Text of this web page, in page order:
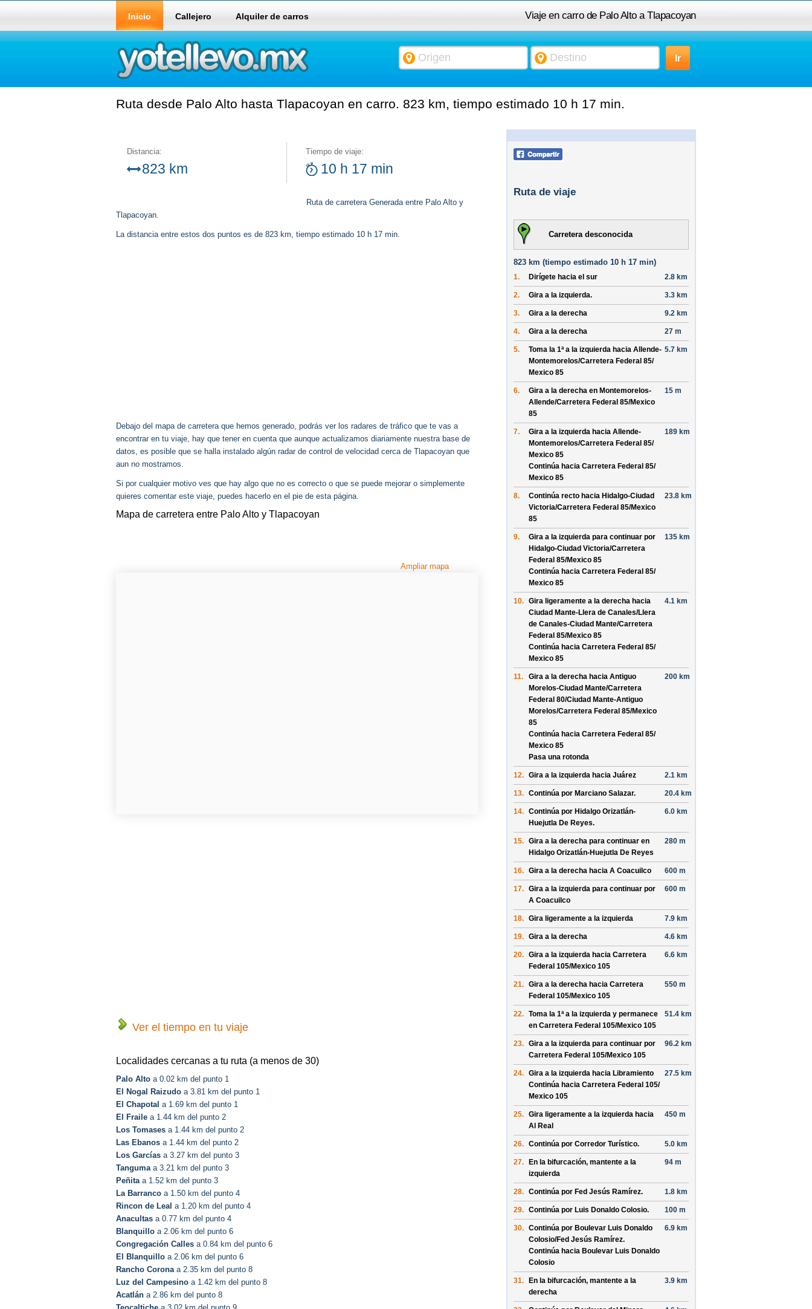
Viaje en carro de Palo Alto a Tlapacoyan
Inicio Callejero Alquiler de carros
Ruta desde Palo Alto hasta Tlapacoyan en carro. 823 km, tiempo estimado 10 h 17 min.
Distancia:
823 km
Tiempo de viaje:
10 h 17 min
Ruta de carretera Generada entre Palo Alto y
Tlapacoyan.
La distancia entre estos dos puntos es de 823 km, tiempo estimado 10 h 17 min.
Debajo del mapa de carretera que hemos generado, podrás ver los radares de tráfico que te vas a
encontrar en tu viaje, hay que tener en cuenta que aunque actualizamos diariamente nuestra base de
datos, es posible que se halla instalado algún radar de control de velocidad cerca de Tlapacoyan que
aun no mostramos.
Si por cualquier motivo ves que hay algo que no es correcto o que se puede mejorar o simplemente
quieres comentar este viaje, puedes hacerlo en el pie de esta página.
Mapa de carretera entre Palo Alto y Tlapacoyan
Ampliar mapa
Ver el tiempo en tu viaje
Localidades cercanas a tu ruta (a menos de 30)
Palo Alto a 0.02 km del punto 1
El Nogal Raizudo a 3.81 km del punto 1
El Chapotal a 1.69 km del punto 1
El Fraile a 1.44 km del punto 2
Los Tomases a 1.44 km del punto 2
Las Ebanos a 1.44 km del punto 2
Los Garcías a 3.27 km del punto 3
Tangumaa 3.21 km del punto 3
Peñitaa 1.52 km del punto 3
La Barranco a 1.50 km del punto 4
Rincon de Leal a 1.20 km del punto 4
Anacultas a 0.77 km del punto 4
Blanquillo a 2.06 km del punto 6
Congregación Calles a 0.84 km del punto 6
El Blanquillo a 2.06 km del punto 6
Rancho Coronaa 2.35 km del punto 8
Luz del Campesino a 1.42 km del punto 8
Acatlán a 2.86 km del punto 8
Ruta de viaje
Carretera desconocida
823 km (tiempo estimado 10 h 17 min)
1. Dirígete hacia el sur 2.8 km
2. Gira a la izquierda. 3.3 km
3. Gira a la derecha 9.2 km
4. Gira a la derecha 27 m
5. Toma la 1ª a la izquierda hacia Allende-
Montemorelos/Carretera Federal 85/
Mexico 85
5.7 km
6. Gira a la derecha en Montemorelos-
Allende/Carretera Federal 85/Mexico
85
15 m
7. Gira a la izquierda hacia Allende-
Montemorelos/Carretera Federal 85/
Mexico 85
Continúa hacia Carretera Federal 85/
Mexico 85
189 km
8. Continúa recto hacia Hidalgo-Ciudad
Victoria/Carretera Federal 85/Mexico
85
23.8 km
9.
Gira a la izquierda para continuar por
Hidalgo-Ciudad Victoria/Carretera
Federal 85/Mexico 85
Continúa hacia Carretera Federal 85/
Mexico 85
135 km
10. Gira ligeramente a la derecha hacia
Ciudad Mante-Llera de Canales/Llera
de Canales-Ciudad Mante/Carretera
Federal 85/Mexico 85
Continúa hacia Carretera Federal 85/
Mexico 85
4.1 km
11. Gira a la derecha hacia Antiguo
Morelos-Ciudad Mante/Carretera
Federal 80/Ciudad Mante-Antiguo
Morelos/Carretera Federal 85/Mexico
85
Continúa hacia Carretera Federal 85/
Mexico 85
Pasa una rotonda
200 km
12. Gira a la izquierda hacia Juárez 2.1 km
13. Continúa por Marciano Salazar. 20.4 km
14. Continúa por Hidalgo Orizatlán-
Huejutla De Reyes.
6.0 km
15. Gira a la derecha para continuar en
Hidalgo Orizatlán-Huejutla De Reyes
280 m
16. Gira a la derecha hacia A Coacuilco 600 m
17. Gira a la izquierda para continuar por
A Coacuilco
600 m
18. Gira ligeramente a la izquierda 7.9 km
19. Gira a la derecha 4.6 km
20. Gira a la izquierda hacia Carretera
Federal 105/Mexico 105
6.6 km
21. Gira a la derecha hacia Carretera
Federal 105/Mexico 105
550 m
22. Toma la 1ª a la izquierda y permanece
en Carretera Federal 105/Mexico 105
51.4 km
23. Gira a la izquierda para continuar por
Carretera Federal 105/Mexico 105
96.2 km
24. Gira a la izquierda hacia Libramiento
Continúa hacia Carretera Federal 105/
Mexico 105
27.5 km
25. Gira ligeramente a la izquierda hacia
Al Real
450 m
26. Continúa por Corredor Turístico. 5.0 km
27.
En la bifurcación, mantente a la
izquierda
94 m
28. Continúa por Fed Jesús Ramírez. 1.8 km
29. Continúa por Luis Donaldo Colosio. 100 m
30. Continúa por Boulevar Luis Donaldo
Colosio/Fed Jesús Ramírez.
Continúa hacia Boulevar Luis Donaldo
Colosio
6.9 km
31.
En la bifurcación, mantente a la
derecha
3.9 km